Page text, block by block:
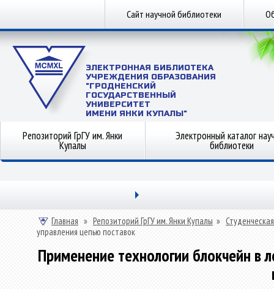
Сайт научной библиотеки
ЭЛЕКТРОННАЯ БИБЛИОТЕКА
УЧРЕЖДЕНИЯ ОБРАЗОВАНИЯ
"ГРОДНЕНСКИЙ
ГОСУДАРСТВЕННЫЙ
УНИВЕРСИТЕТ
ИМЕНИ ЯНКИ КУПАЛЫ"
Репозиторий ГрГУ им. Янки
Купалы
Электронный каталог
библиотеки
Главная » Репозиторий ГрГУ им. Янки Купалы »
управления цепью поставок
Применение технологии блокчейн в